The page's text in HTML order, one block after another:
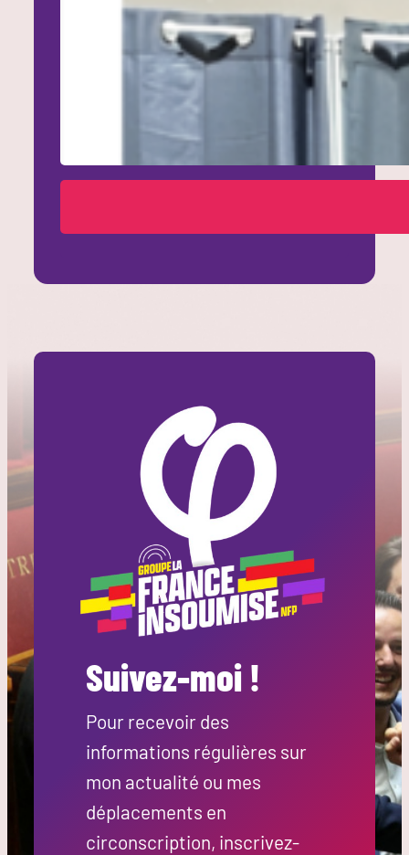
Suivez-moi !
Pour recevoir des
informations régulières sur
mon actualité ou mes
déplacements en
circonscription, inscrivez-